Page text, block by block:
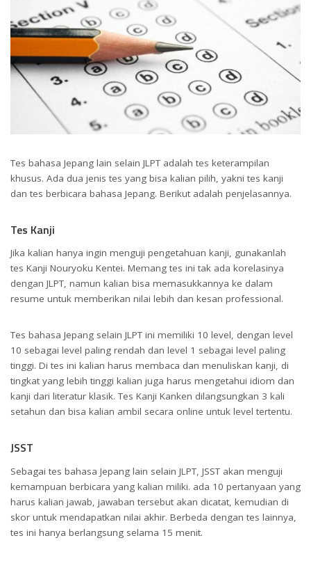
Tes bahasa Jepang lain selain JLPT adalah tes keterampilan
khusus. Ada dua jenis tes yang bisa kalian pilih, yakni tes kanji
dan tes berbicara bahasa Jepang. Berikut adalah penjelasannya.
Tes Kanji
Jika kalian hanya ingin menguji pengetahuan kanji, gunakanlah
tes Kanji Nouryoku Kentei. Memang tes ini tak ada korelasinya
dengan JLPT, namun kalian bisa memasukkannya ke dalam
resume untuk memberikan nilai lebih dan kesan professional.
Tes bahasa Jepang selain JLPT ini memiliki 10 level, dengan level
10 sebagai level paling rendah dan level 1 sebagai level paling
tinggi. Di tes ini kalian harus membaca dan menuliskan kanji, di
tingkat yang lebih tinggi kalian juga harus mengetahui idiom dan
kanji dari literatur klasik. Tes Kanji Kanken dilangsungkan 3 kali
setahun dan bisa kalian ambil secara online untuk level tertentu.
JSST
Sebagai tes bahasa Jepang lain selain JLPT, JSST akan menguji
kemampuan berbicara yang kalian miliki. ada 10 pertanyaan yang
harus kalian jawab, jawaban tersebut akan dicatat, kemudian di
skor untuk mendapatkan nilai akhir. Berbeda dengan tes lainnya,
tes ini hanya berlangsung selama 15 menit.